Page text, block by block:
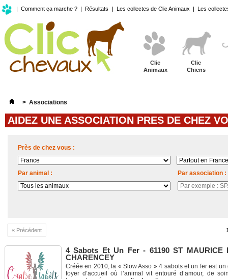
| Comment ça marche ? | Résultats | Les collectes de Clic Animaux | Les
Clic
Animaux
Clic
Chiens
> Associations
AIDEZ UNE ASSOCIATION PRES DE CHEZ
Près de chez vous :
Par animal : Par association :
« Précédent
4 Sabots Et Un Fer - 61190 ST MAURICE
CHARENCEY
Créée en 2010, la « Slow Asso » 4 sabots et un fer est un
foyer d’accueil où l’animal vit entouré d’amour, de